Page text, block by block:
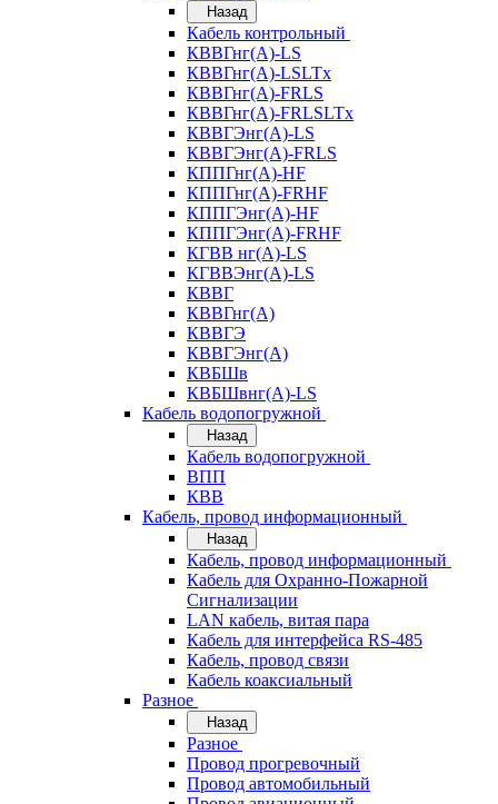
Назад
Кабель контрольный
КВВГнг(А)-LS
КВВГнг(А)-LSLTx
КВВГнг(А)-FRLS
КВВГнг(А)-FRLSLTx
КВВГЭнг(А)-LS
КВВГЭнг(А)-FRLS
КППГнг(А)-HF
КППГнг(А)-FRHF
КППГЭнг(А)-HF
КППГЭнг(А)-FRHF
КГВВ нг(А)-LS
КГВВЭнг(А)-LS
КВВГ
КВВГнг(А)
КВВГЭ
КВВГЭнг(А)
КВБШв
КВБШвнг(А)-LS
Кабель водопогружной
Назад
Кабель водопогружной
ВПП
КВВ
Кабель, провод информационный
Назад
Кабель, провод информационный
Кабель для Охранно-Пожарной
Сигнализации
LAN кабель, витая пара
Кабель для интерфейса RS-485
Кабель, провод связи
Кабель коаксиальный
Разное
Назад
Разное
Провод прогревочный
Провод автомобильный